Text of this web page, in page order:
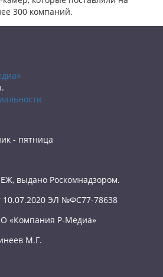
300 компаний.
- пятница
выдано Роскомнадзором.
10.07.2020 ЭЛ №ФС77-78638
«Компания Р-Медиа»
М.Г.